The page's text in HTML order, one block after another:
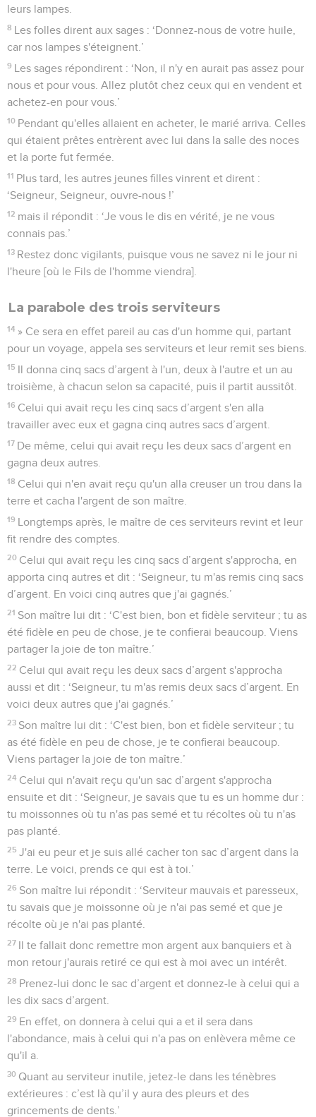
leurs lampes.
8 Les folles dirent aux sages : ‘Donnez-nous de votre huile,
car nos lampes s'éteignent.’
9 Les sages répondirent : ‘Non, il n'y en aurait pas assez pour
nous et pour vous. Allez plutôt chez ceux qui en vendent et
achetez-en pour vous.’
10 Pendant qu'elles allaient en acheter, le marié arriva. Celles
qui étaient prêtes entrèrent avec lui dans la salle des noces
et la porte fut fermée.
11 Plus tard, les autres jeunes filles vinrent et dirent :
‘Seigneur, Seigneur, ouvre-nous !’
12 mais il répondit : ‘Je vous le dis en vérité, je ne vous
connais pas.’
13 Restez donc vigilants, puisque vous ne savez ni le jour ni
l'heure [où le Fils de l'homme viendra].
La parabole des trois serviteurs
14 » Ce sera en effet pareil au cas d'un homme qui, partant
pour un voyage, appela ses serviteurs et leur remit ses biens.
15 Il donna cinq sacs d’argent à l'un, deux à l'autre et un au
troisième, à chacun selon sa capacité, puis il partit aussitôt.
16 Celui qui avait reçu les cinq sacs d’argent s'en alla
travailler avec eux et gagna cinq autres sacs d’argent.
17 De même, celui qui avait reçu les deux sacs d’argent en
gagna deux autres.
18 Celui qui n'en avait reçu qu'un alla creuser un trou dans la
terre et cacha l'argent de son maître.
19 Longtemps après, le maître de ces serviteurs revint et leur
fit rendre des comptes.
20 Celui qui avait reçu les cinq sacs d’argent s'approcha, en
apporta cinq autres et dit : ‘Seigneur, tu m'as remis cinq sacs
d’argent. En voici cinq autres que j'ai gagnés.’
21 Son maître lui dit : ‘C'est bien, bon et fidèle serviteur ; tu as
été fidèle en peu de chose, je te confierai beaucoup. Viens
partager la joie de ton maître.’
22 Celui qui avait reçu les deux sacs d’argent s'approcha
aussi et dit : ‘Seigneur, tu m'as remis deux sacs d’argent. En
voici deux autres que j'ai gagnés.’
23 Son maître lui dit : ‘C'est bien, bon et fidèle serviteur ; tu
as été fidèle en peu de chose, je te confierai beaucoup.
Viens partager la joie de ton maître.’
24 Celui qui n'avait reçu qu'un sac d’argent s'approcha
ensuite et dit : ‘Seigneur, je savais que tu es un homme dur :
tu moissonnes où tu n'as pas semé et tu récoltes où tu n'as
pas planté.
25 J'ai eu peur et je suis allé cacher ton sac d’argent dans la
terre. Le voici, prends ce qui est à toi.’
26 Son maître lui répondit : ‘Serviteur mauvais et paresseux,
tu savais que je moissonne où je n'ai pas semé et que je
récolte où je n'ai pas planté.
27 Il te fallait donc remettre mon argent aux banquiers et à
mon retour j'aurais retiré ce qui est à moi avec un intérêt.
28 Prenez-lui donc le sac d’argent et donnez-le à celui qui a
les dix sacs d’argent.
29 En effet, on donnera à celui qui a et il sera dans
l'abondance, mais à celui qui n'a pas on enlèvera même ce
qu'il a.
30 Quant au serviteur inutile, jetez-le dans les ténèbres
extérieures : c’est là qu’il y aura des pleurs et des
grincements de dents.’